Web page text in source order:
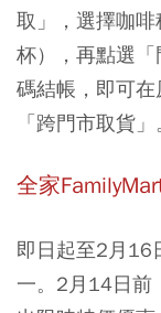
取」，選擇咖
杯），再點選
碼結帳，即可
「跨門市取貨」
全家
即日起至2月16
一。2月14日前